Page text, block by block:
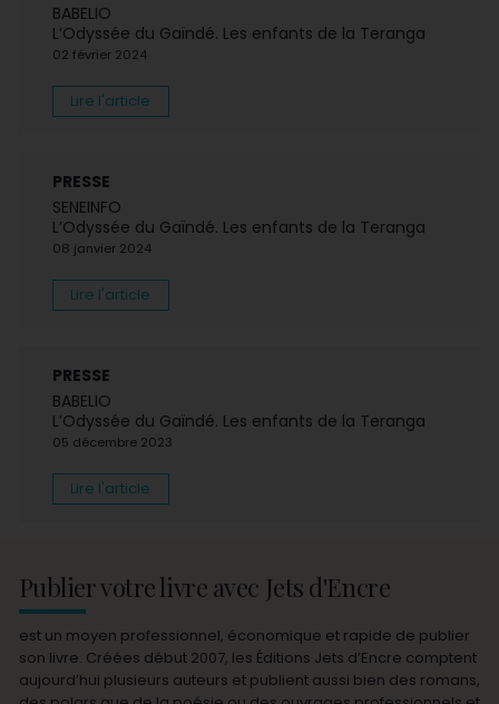
BABELIO
L’Odyssée du Gaïndé. Les enfants de la Teranga
02 février 2024
Lire l'article
PRESSE
SENEINFO
L’Odyssée du Gaïndé. Les enfants de la Teranga
08 janvier 2024
Lire l'article
PRESSE
BABELIO
L’Odyssée du Gaïndé. Les enfants de la Teranga
05 décembre 2023
Lire l'article
Publier votre livre avec Jets d'Encre
est un moyen professionnel, économique et rapide de publier
son livre. Créées début 2007, les Éditions Jets d’Encre comptent
aujourd’hui plusieurs auteurs et publient aussi bien des romans,